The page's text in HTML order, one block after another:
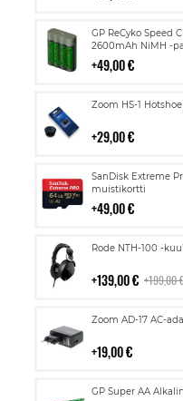
GP ReCyko Speed
2600mAh NiMH -
49,00 €
Lisää
ostoskoriin
Zoom HS-1
29,00 €
Lisää
SanDisk Extreme
muistikortti
49,00 €
Lisää
ostoskoriin
Rode NTH-100 -
139,00 € 199,00
Lisää
Zoom AD-17 AC-
19,00 €
Lisää
GP Super AA
Lisää